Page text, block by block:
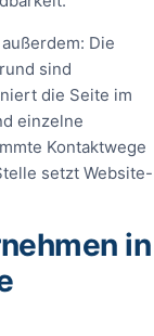
Die
sind
die Seite im
einzelne
Kontaktwege
setzt Website-
in